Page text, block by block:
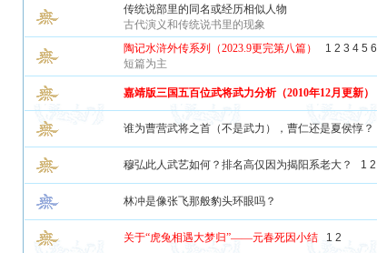
传统说部里的同名或经历相似人物
古代演义和传统说书里的现象
陶记水浒外传系列（2023.9更完第八篇）
1 2 3 4 5 6
短篇为主
嘉靖版三国五百位武将武力分析（2010年12月更新）
谁为曹营武将之首（不是武力），曹仁还是夏侯惇？
穆弘此人武艺如何？排名高仅因为揭阳系老大？ 1 2
林冲是像张飞那般豹头环眼吗？
关于“虎兔相遇大梦归”——元春死因小结 1 2